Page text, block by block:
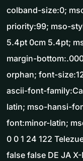
colband-size:0;
priority:99; mso-
5.4pt 0cm 5.4pt;
margin-
orphan; font-
ascii-font-
latin; mso-hansi-
font:minor-latin;
0 0 1 24 122
false false DE JA